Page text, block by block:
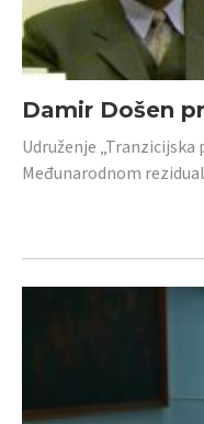
Damir Došen
Udruženje
Međunarodnom